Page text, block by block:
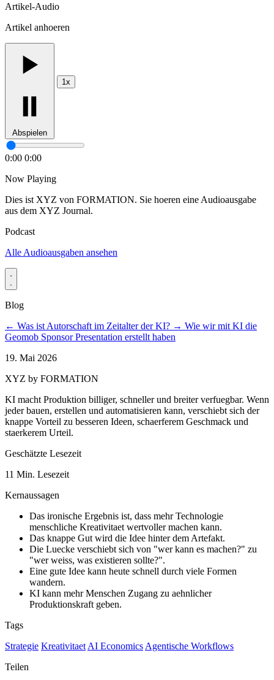
Artikel-Audio
Artikel anhoeren
Abspielen
1x
0:00 0:00
Now Playing
Dies ist XYZ von FORMATION. Sie hoeren eine Audioausgabe
aus dem XYZ Journal.
Podcast
Alle Audioausgaben ansehen
Blog
← Was ist Autorschaft im Zeitalter der KI? → Wie wir mit KI die
Geomob Sponsor Presentation erstellt haben
19. Mai 2026
XYZ by FORMATION
KI macht Produktion billiger, schneller und breiter verfuegbar. Wenn
jeder bauen, erstellen und automatisieren kann, verschiebt sich der
knappe Vorteil zu besseren Ideen, schaerferem Geschmack und
staerkerem Urteil.
Geschätzte Lesezeit
11 Min. Lesezeit
Kernaussagen
Das ironische Ergebnis ist, dass mehr Technologie
menschliche Kreativitaet wertvoller machen kann.
Das knappe Gut wird die Idee hinter dem Artefakt.
Die Luecke verschiebt sich von "wer kann es machen?" zu
"wer weiss, was existieren sollte?".
Eine gute Idee kann heute schnell durch viele Formen
wandern.
KI kann mehr Menschen Zugang zu aehnlicher
Produktionskraft geben.
Tags
Strategie Kreativitaet AI Economics Agentische Workflows
Teilen